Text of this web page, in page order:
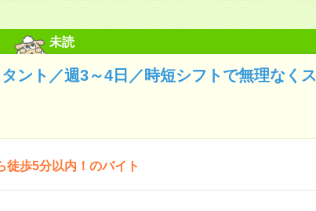
未読
ント／週3～4日／時短シフトで無理なくス
徒歩5分以内！のバイト